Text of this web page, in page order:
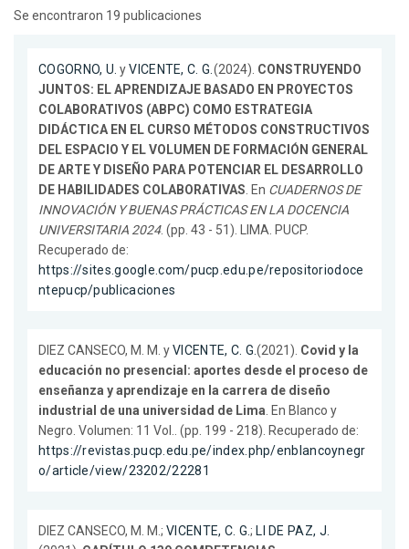
Se encontraron 19 publicaciones
COGORNO, U. yVICENTE, C. G.(2024). CONSTRUYENDO
JUNTOS: EL APRENDIZAJE BASADO EN PROYECTOS
COLABORATIVOS (ABPC) COMO ESTRATEGIA
DIDÁCTICA EN EL CURSO MÉTODOS CONSTRUCTIVOS
DEL ESPACIO Y EL VOLUMEN DE FORMACIÓN GENERAL
DE ARTE Y DISEÑO PARA POTENCIAR EL DESARROLLO
DE HABILIDADES COLABORATIVAS. En CUADERNOS DE
INNOVACIÓN Y BUENAS PRÁCTICAS EN LA DOCENCIA
UNIVERSITARIA 2024. (pp. 43 - 51). LIMA. PUCP.
Recuperado de:
https://sites.google.com/pucp.edu.pe/repositoriodoce
ntepucp/publicaciones
DIEZ CANSECO, M. M. yVICENTE, C. G.(2021). Covid y la
educación no presencial: aportes desde el proceso de
enseñanza y aprendizaje en la carrera de diseño
industrial de una universidad de Lima. En Blanco y
Negro. Volumen: 11 Vol.. (pp. 199 - 218). Recuperado de:
https://revistas.pucp.edu.pe/index.php/enblancoynegr
o/article/view/23202/22281
DIEZ CANSECO, M. M.; VICENTE, C. G.; LI DE PAZ, J.